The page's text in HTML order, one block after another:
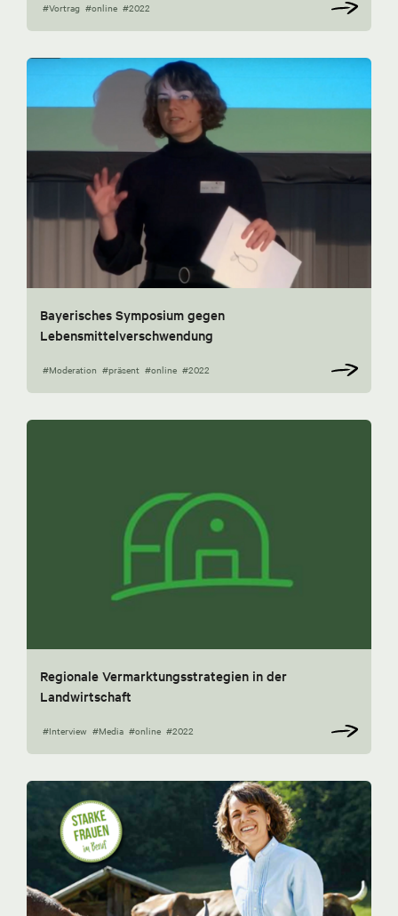
#Vortrag #online #2022
Bayerisches Symposium gegen
Lebensmittelverschwendung
#Moderation #präsent #online #2022
Regionale Vermarktungsstrategien in der
Landwirtschaft
#Interview #Media #online #2022